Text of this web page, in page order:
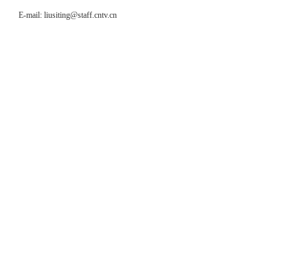
E-mail: liusiting@staff.cntv.cn